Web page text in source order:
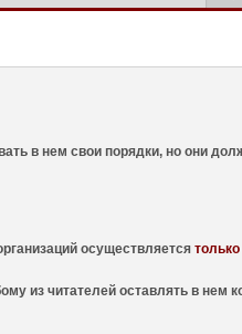
в нем свои порядки, но они
осуществляется
из читателей оставлять в нем